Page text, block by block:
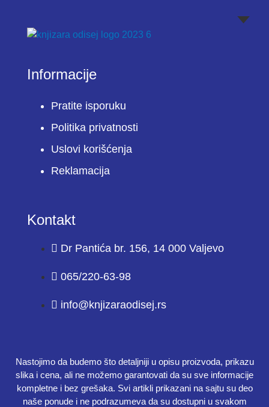
Informacije
Pratite isporuku
Politika privatnosti
Uslovi korišćenja
Reklamacija
Kontakt
Dr Pantića br. 156, 14 000 Valjevo
065/220-63-98
info@knjizaraodisej.rs
Nastojimo da budemo što detaljniji u opisu proizvoda, prikazu
slika i cena, ali ne možemo garantovati da su sve informacije
kompletne i bez grešaka. Svi artikli prikazani na sajtu su deo
naše ponude i ne podrazumeva da su dostupni u svakom